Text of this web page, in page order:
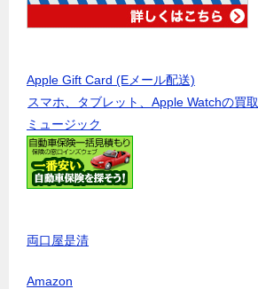
Apple Gift Card (Eメール配送)
スマホ、タブレット、Apple Watchの買取
ミュージック
両口屋是清
Amazon